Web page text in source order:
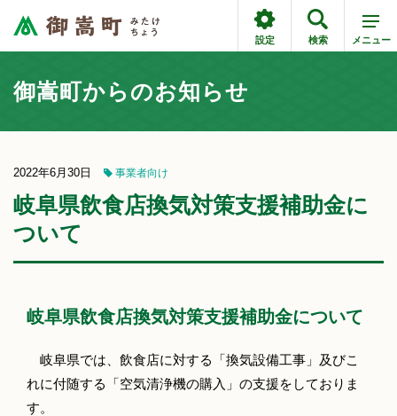
設定 検索 メニュー
御嵩町からのお知らせ
2022年6月30日 事業者向け
岐阜県飲食店換気対策支援補助金に
ついて
岐阜県飲食店換気対策支援補助金について
岐阜県では、飲食店に対する「換気設備工事」及びこ
れに付随する「空気清浄機の購入」の支援をしておりま
す。